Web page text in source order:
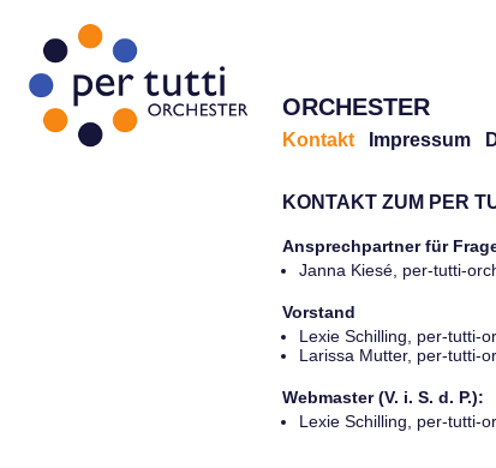
ORCHESTER
Kontakt Impressum
KONTAKT ZUM PER
Ansprechpartner für
Janna Kiesé, per-tutti-
Vorstand
Lexie Schilling, per-tutti-
Larissa Mutter, per-tutti-
Webmaster (V. i. S. d. P.):
Lexie Schilling, per-tutti-